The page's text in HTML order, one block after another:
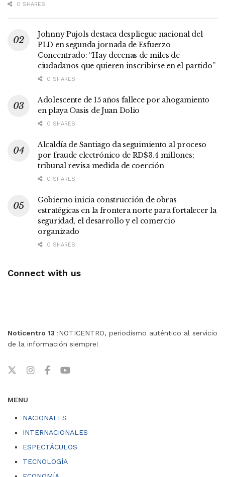
0 SHARES
Johnny Pujols destaca despliegue nacional del
PLD en segunda jornada de Esfuerzo
Concentrado: “Hay decenas de miles de
ciudadanos que quieren inscribirse en el partido”
0 SHARES
Adolescente de 15 años fallece por ahogamiento
en playa Oasis de Juan Dolio
0 SHARES
Alcaldía de Santiago da seguimiento al proceso
por fraude electrónico de RD$3.4 millones;
tribunal revisa medida de coerción
0 SHARES
Gobierno inicia construcción de obras
estratégicas en la frontera norte para fortalecer la
seguridad, el desarrollo y el comercio
organizado
0 SHARES
Connect with us
Noticentro 13 ¡NOTICENTRO, periodismo auténtico al servicio
de la información siempre!
MENU
NACIONALES
INTERNACIONALES
ESPECTÁCULOS
TECNOLOGÍA